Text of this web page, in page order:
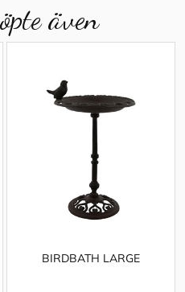
även
BIRDBATH LARGE